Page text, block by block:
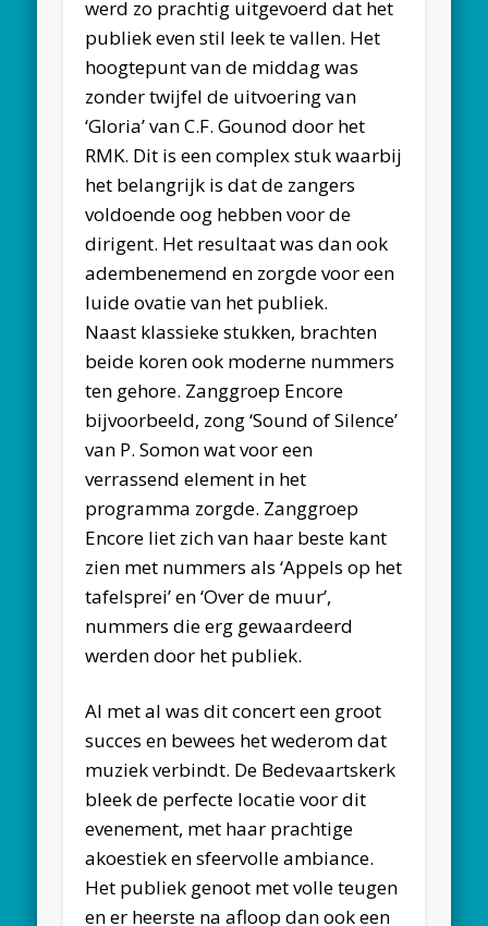
werd zo prachtig uitgevoerd dat het
publiek even stil leek te vallen. Het
hoogtepunt van de middag was
zonder twijfel de uitvoering van
‘Gloria’ van C.F. Gounod door het
RMK. Dit is een complex stuk waarbij
het belangrijk is dat de zangers
voldoende oog hebben voor de
dirigent. Het resultaat was dan ook
adembenemend en zorgde voor een
luide ovatie van het publiek.
Naast klassieke stukken, brachten
beide koren ook moderne nummers
ten gehore. Zanggroep Encore
bijvoorbeeld, zong ‘Sound of Silence’
van P. Somon wat voor een
verrassend element in het
programma zorgde. Zanggroep
Encore liet zich van haar beste kant
zien met nummers als ‘Appels op het
tafelsprei’ en ‘Over de muur’,
nummers die erg gewaardeerd
werden door het publiek.
Al met al was dit concert een groot
succes en bewees het wederom dat
muziek verbindt. De Bedevaartskerk
bleek de perfecte locatie voor dit
evenement, met haar prachtige
akoestiek en sfeervolle ambiance.
Het publiek genoot met volle teugen
en er heerste na afloop dan ook een